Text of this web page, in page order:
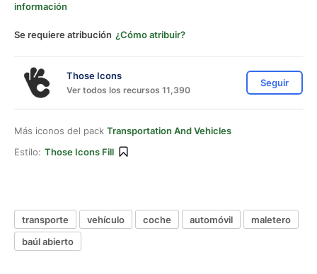
información
Se requiere atribución ¿Cómo atribuir?
Those Icons
Ver todos los recursos 11,390
Seguir
Más iconos del pack Transportation And Vehicles
Estilo: Those Icons Fill
transporte vehículo coche automóvil
maletero
baúl abierto